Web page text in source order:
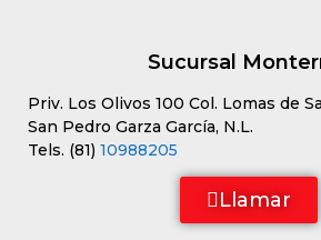
Sucursal
Priv. Los Olivos 100 Col. Lomas de
San Pedro Garza García, N.L.
Tels. (81) 10988205
Llamar